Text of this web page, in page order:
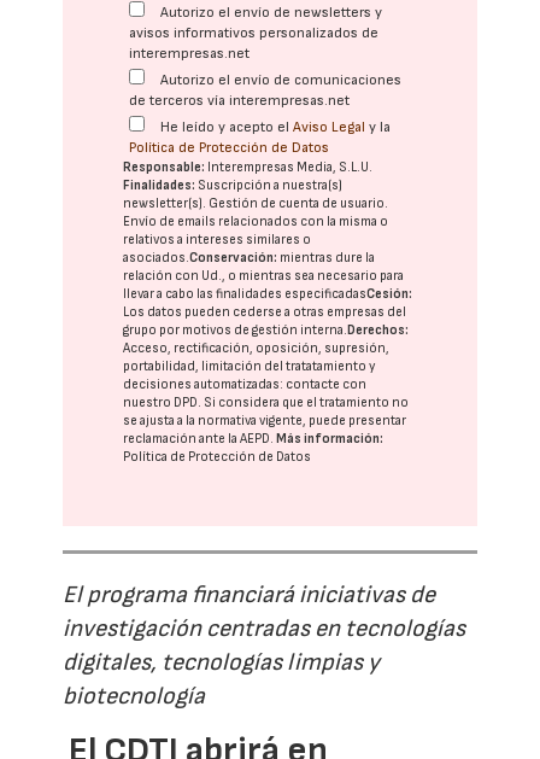
Autorizo el envío de newsletters y
avisos informativos personalizados de
interempresas.net
Autorizo el envío de comunicaciones
de terceros vía interempresas.net
He leído y acepto elAviso Legal y la
Política de Protección de Datos
Responsable: Interempresas Media, S.L.U.
Finalidades: Suscripción a nuestra(s)
newsletter(s). Gestión de cuenta de usuario.
Envío de emails relacionados con la misma o
relativos a intereses similares o
asociados.Conservación: mientras dure la
relación con Ud., o mientras sea necesario para
llevar a cabo las finalidades especificadasCesión:
Los datos pueden cederse a otras empresas del
grupo por motivos de gestión interna.Derechos:
Acceso, rectificación, oposición, supresión,
portabilidad, limitación del tratatamiento y
decisiones automatizadas: contacte con
nuestro DPD. Si considera que el tratamiento no
se ajusta a la normativa vigente, puede presentar
reclamación ante laAEPD.Más información:
Política de Protección de Datos
El programa financiará iniciativas de
investigación centradas en tecnologías
digitales, tecnologías limpias y
biotecnología
El CDTI abrirá en